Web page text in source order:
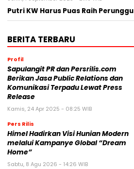
Putri KW Harus Puas Raih Perunggu
BERITA TERBARU
Profil
Sapulangit PR dan Persrilis.com
Berikan Jasa Public Relations dan
Komunikasi Terpadu Lewat Press
Release
Kamis, 24 Apr 2025 - 08:25 WIB
Pers Rilis
Himel Hadirkan Visi Hunian Modern
melalui Kampanye Global “Dream
Home”
Sabtu, 8 Agu 2026 - 14:26 WIB